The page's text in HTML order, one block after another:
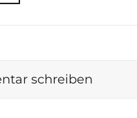
schreiben